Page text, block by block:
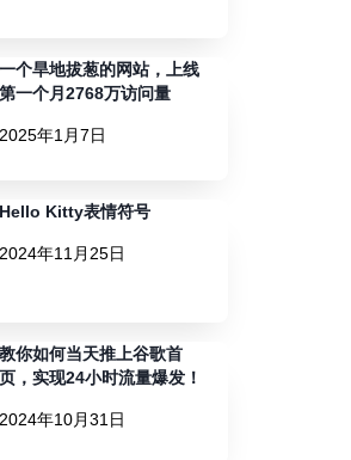
一个旱地拔葱的网站，上线
第一个月2768万访问量
2025年1月7日
Hello Kitty表情符号
2024年11月25日
教你如何当天推上谷歌首
页，实现24小时流量爆发！
2024年10月31日